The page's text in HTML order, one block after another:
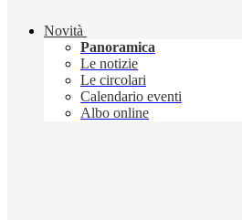
Novità
Panoramica
Le notizie
Le circolari
Calendario eventi
Albo online